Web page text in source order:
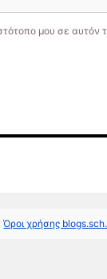
μου σε αυτόν
Όροι χρήσης